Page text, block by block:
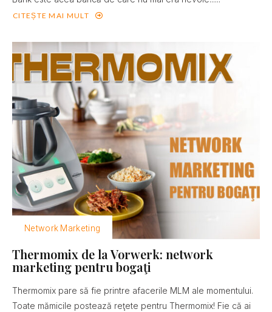
CITEȘTE MAI MULT
Network Marketing
Thermomix de la Vorwerk: network
marketing pentru bogaţi
Thermomix pare să fie printre afacerile MLM ale momentului.
Toate mămicile postează reţete pentru Thermomix! Fie că ai